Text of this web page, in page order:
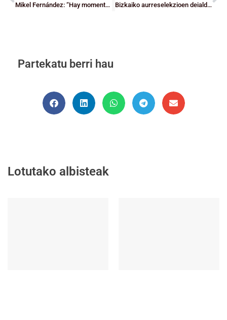
Mikel Fernández: “Hay momentos que me paro a pensarlo y no me lo creo” Bizkaiko aurreselekzioen deialdiak itzuli dira
Partekatu berri hau
Lotutako albisteak